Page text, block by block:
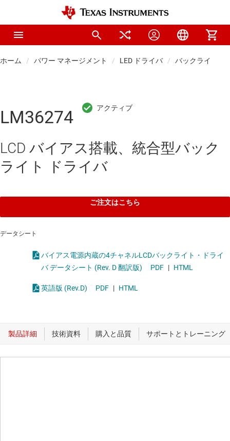
ホーム パワー マネージメント LED ドライバ バックライト
LM36274
LCD バイアス搭載、統合型バック
ライト ドライバ
ご注文はこちら
データシート
バイアス電源内蔵の4チャネルLCDバックライト・ドライ
バ データシート (Rev. D 翻訳版)
PDF | HTML
英語版 (Rev.D) PDF | HTML